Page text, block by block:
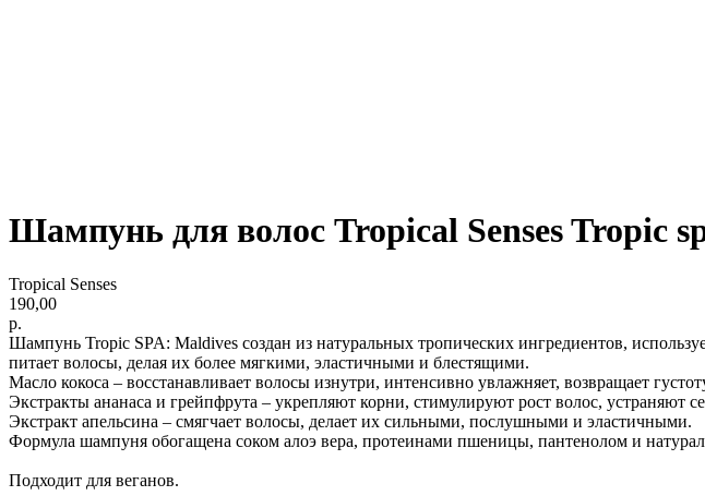
Шампунь для волос Tropical Senses Tropic
Tropical Senses
190,00
р.
Шампунь Tropic SPA: Maldives создан из натуральных тропических ингредиентов,
питает волосы, делая их более мягкими, эластичными и блестящими.
Масло кокоса – восстанавливает волосы изнутри, интенсивно увлажняет, возвращает
Экстракты ананаса и грейпфрута – укрепляют корни, стимулируют рост волос, устраняют
Экстракт апельсина – смягчает волосы, делает их сильными, послушными и эластичными.
Формула шампуня обогащена соком алоэ вера, протеинами пшеницы, пантенолом и
Подходит для веганов.